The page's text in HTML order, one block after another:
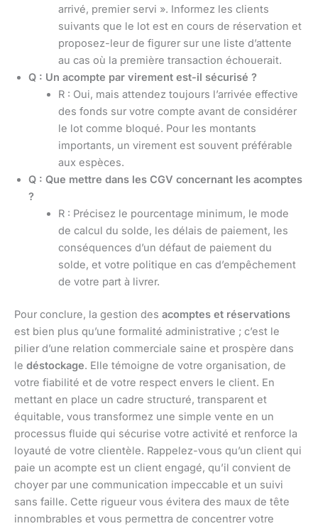
arrivé, premier servi ». Informez les clients
suivants que le lot est en cours de réservation et
proposez-leur de figurer sur une liste d’attente
au cas où la première transaction échouerait.
Q : Un acompte par virement est-il sécurisé ?
R : Oui, mais attendez toujours l’arrivée effective
des fonds sur votre compte avant de considérer
le lot comme bloqué. Pour les montants
importants, un virement est souvent préférable
aux espèces.
Q : Que mettre dans les CGV concernant les acomptes
?
R : Précisez le pourcentage minimum, le mode
de calcul du solde, les délais de paiement, les
conséquences d’un défaut de paiement du
solde, et votre politique en cas d’empêchement
de votre part à livrer.
Pour conclure, la gestion des acomptes et réservations
est bien plus qu’une formalité administrative ; c’est le
pilier d’une relation commerciale saine et prospère dans
le déstockage. Elle témoigne de votre organisation, de
votre fiabilité et de votre respect envers le client. En
mettant en place un cadre structuré, transparent et
équitable, vous transformez une simple vente en un
processus fluide qui sécurise votre activité et renforce la
loyauté de votre clientèle. Rappelez-vous qu’un client qui
paie un acompte est un client engagé, qu’il convient de
choyer par une communication impeccable et un suivi
sans faille. Cette rigueur vous évitera des maux de tête
innombrables et vous permettra de concentrer votre